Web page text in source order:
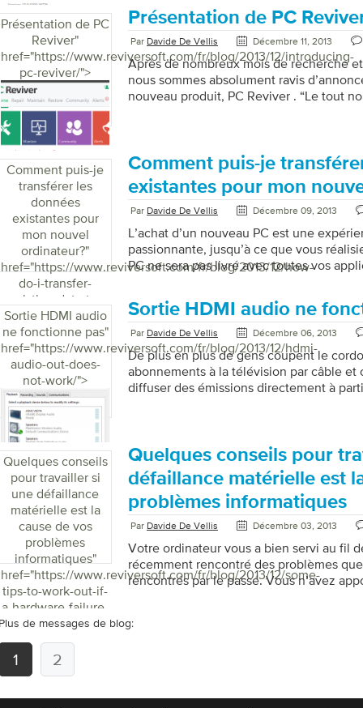
Internet Explorer (également connu sous
cible de critiques pour ses performances
problèmes de sécurité), mais au fil des
grandes améliorations dans […]
Présentation de PC
Reviver"
href="https://www.reviversoft.com/fr/blog/2013/12/introducing-
pc-reviver/">
Présentation de PC
Par Davide De Vellis Décembre 11, 2013
Après de nombreux mois de recherche
nous sommes absolument ravis
nouveau produit, PC Reviver . “Le tout
de votre PC et à le conserver ainsi. De la
voyons, PC Reviver est le seul utilitaire
pour que votre PC fonctionne à son
Comment puis-je
transférer les
données
existantes pour
mon nouvel
ordinateur?"
href="https://www.reviversoft.com/fr/blog/2013/12/how-
do-i-transfer-
existing-data-to-
my-new-
computer/">
Comment puis-je
existantes pour mon
Par Davide De Vellis Décembre 09, 2013
L’achat d’un nouveau PC est une
passionnante, jusqu’à ce que vous
PC ne sera pas livré avec toutes vos
vos documents, musique, photos et
parfaitement organisé comme sur votre
Microsoft a une application assez sympa
de transfert de données sur les
stressant (et heureusement assez
qui est cool, c’est que vous […]
Sortie HDMI audio
ne fonctionne pas"
href="https://www.reviversoft.com/fr/blog/2013/12/hdmi-
audio-out-does-
not-work/">
Sortie HDMI audio ne
Par Davide De Vellis Décembre 06, 2013
De plus en plus de gens coupent le
abonnements à la télévision par câble et
diffuser des émissions directement à
est souvent difficile de faire passer le
du téléviseur. Vérifiez vos pilotes vidéo.
paraître contre-intuitif, le son sortant de
contrôlé par […]
Quelques conseils
pour travailler si
une défaillance
matérielle est la
cause de vos
problèmes
informatiques"
href="https://www.reviversoft.com/fr/blog/2013/12/some-
tips-to-work-out-if-
a-hardware-failure-
is-causing-your-
computer-
problems/">
Quelques conseils pour
défaillance matérielle est
problèmes informatiques
Par Davide De Vellis Décembre 03, 2013
Votre ordinateur vous a bien servi au fil
récemment rencontré des problèmes
rencontrés par le passé. Vous n’avez
voir des écrans bleus, votre disque dur
de messages de blog:
1 2